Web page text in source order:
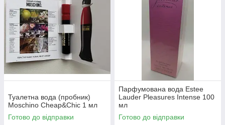
Туалетна вода (пробник)
Moschino Cheap&Chic 1 мл
Готово до відправки
Парфумована вода Estee
Lauder Pleasures Intense 100
мл
Готово до відправки